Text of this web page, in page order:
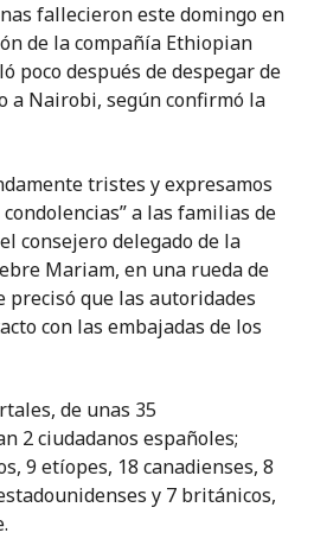
fallecieron este domingo en
de la compañía Ethiopian
poco después de despegar de
a Nairobi, según confirmó la
tristes y expresamos
a las familias de
consejero delegado de la
Mariam, en una rueda de
precisó que las autoridades
con las embajadas de los
de unas 35
2 ciudadanos españoles;
9 etíopes, 18 canadienses, 8
y 7 británicos,